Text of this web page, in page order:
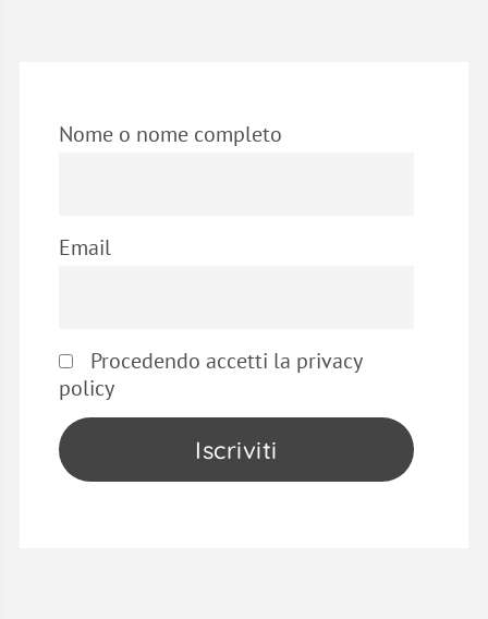
Nome o nome completo
Email
Procedendo accetti la privacy
policy